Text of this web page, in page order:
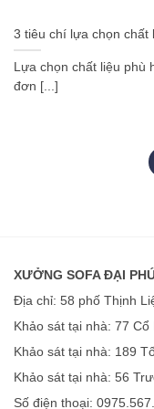
3 tiêu chí lựa chọn chất
Lựa chọn chất liệu phù
đơn [...]
XƯỞNG SOFA ĐẠI
Địa chỉ: 58 phố Thịnh
Khảo sát tại nhà: 77
Khảo sát tại nhà: 189
Khảo sát tại nhà: 56
Số điện thoại: